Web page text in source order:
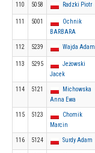
110 5058 Radzki Piotr
111 5001
Ochnik
BARBARA
112 5239 Wajda Adam
113 5295
Jeżowski
Jacek
114 5121
Michowska
Anna Ewa
115 5123
Chomik
Marcin
116 5124 Surdy Adam